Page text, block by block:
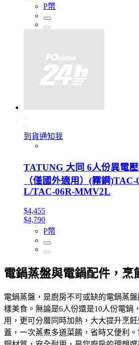
P幣
到貨通知我
TATUNG 大同 6人份異電
（僅國外適用）(霧鋼
L/TAC-06R-MMV2L
$4,455
$4,790
P幣
電鍋蒸盤與電鍋配件，烹
電鍋蒸盤，是廚房不可或缺的電鍋蒸
樣美食。無論是6人份還是10人份電鍋
用，更可分層同時加熱，大大提升烹
蓋，一次蒸煮多道菜餚，省時又便利